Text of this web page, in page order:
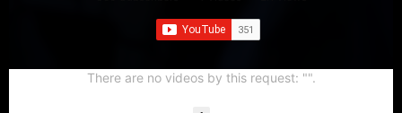
There are no videos by this request: "".